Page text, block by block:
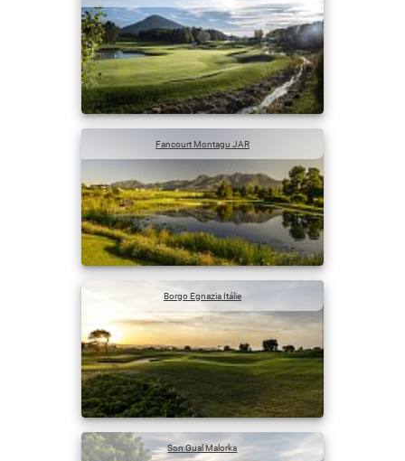
Fancourt Montagu JAR
Borgo Egnazia Itálie
Son Gual Malorka